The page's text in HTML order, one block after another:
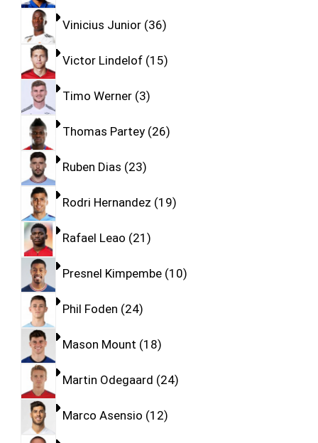
Vinicius Junior 36
Victor Lindelof 15
Timo Werner 3
Thomas Partey 26
Ruben Dias 23
Rodri Hernandez 19
Rafael Leao 21
Presnel Kimpembe 10
Phil Foden 24
Mason Mount 18
Martin Odegaard 24
Marco Asensio 12